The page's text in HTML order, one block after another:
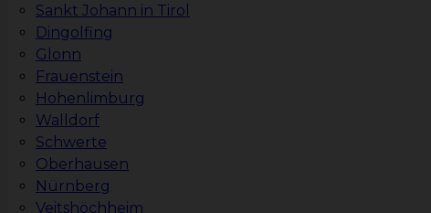
Sankt Johann in Tirol
Dingolfing
Glonn
Frauenstein
Hohenlimburg
Walldorf
Schwerte
Oberhausen
Nürnberg
Veitshöchheim